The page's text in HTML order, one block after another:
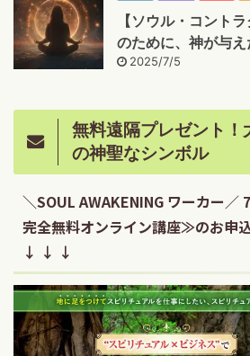
【ソウル・コント
のために、神が与え
2025/7/5
無料遠隔プレゼント！
の神聖なシンボル
＼SOUL AWAKENING ワーカー
完全無料オンライン講座≫のお
↓ ↓ ↓